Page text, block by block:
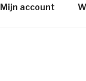
Mijn account